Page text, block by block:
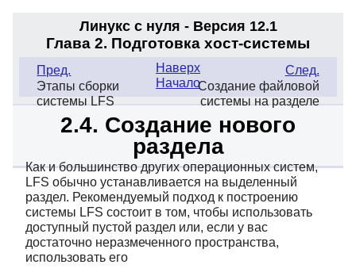
Линукс с нуля - Версия 12.1
Глава 2. Подготовка хост-системы
Пред.
Этапы сборки
системы LFS
След.
Создание файловой
системы на разделе
Наверх
Начало
2.4. Создание нового
раздела
Как и большинство других операционных систем,
LFS обычно устанавливается на выделенный
раздел. Рекомендуемый подход к построению
системы LFS состоит в том, чтобы использовать
доступный пустой раздел или, если у вас
достаточно неразмеченного пространства,
использовать его